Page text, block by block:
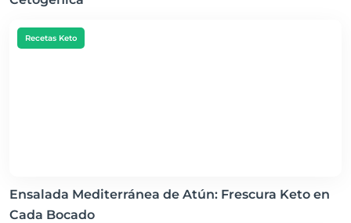
Recetas Keto
Ensalada Mediterránea de Atún: Frescura Keto en
Cada Bocado